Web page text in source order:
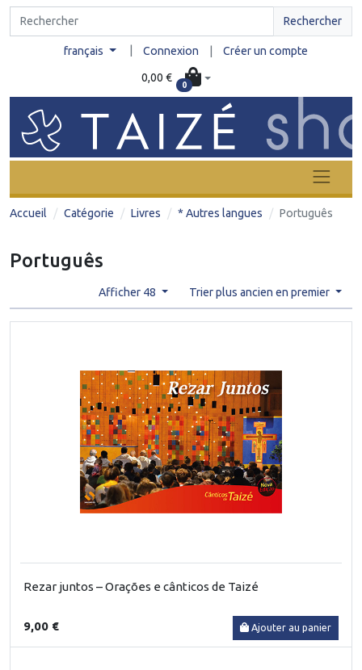
Rechercher
français Connexion Créer un compte
0,00 €
0
Accueil Catégorie Livres * Autres langues Português
Português
Afficher 48 Trier plus ancien en premier
Rezar juntos – Orações e cânticos de Taizé
9,00 € Ajouter au panier